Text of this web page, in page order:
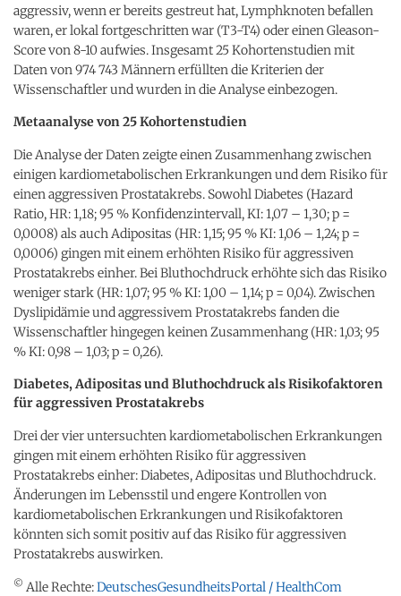
aggressiv, wenn er bereits gestreut hat, Lymphknoten befallen
waren, er lokal fortgeschritten war (T3-T4) oder einen Gleason-
Score von 8-10 aufwies. Insgesamt 25 Kohortenstudien mit
Daten von 974 743 Männern erfüllten die Kriterien der
Wissenschaftler und wurden in die Analyse einbezogen.
Metaanalyse von 25 Kohortenstudien
Die Analyse der Daten zeigte einen Zusammenhang zwischen
einigen kardiometabolischen Erkrankungen und dem Risiko für
einen aggressiven Prostatakrebs. Sowohl Diabetes (Hazard
Ratio, HR: 1,18; 95 % Konfidenzintervall, KI: 1,07 – 1,30; p =
0,0008) als auch Adipositas (HR: 1,15; 95 % KI: 1,06 – 1,24; p =
0,0006) gingen mit einem erhöhten Risiko für aggressiven
Prostatakrebs einher. Bei Bluthochdruck erhöhte sich das Risiko
weniger stark (HR: 1,07; 95 % KI: 1,00 – 1,14; p = 0,04). Zwischen
Dyslipidämie und aggressivem Prostatakrebs fanden die
Wissenschaftler hingegen keinen Zusammenhang (HR: 1,03; 95
% KI: 0,98 – 1,03; p = 0,26).
Diabetes, Adipositas und Bluthochdruck als Risikofaktoren
für aggressiven Prostatakrebs
Drei der vier untersuchten kardiometabolischen Erkrankungen
gingen mit einem erhöhten Risiko für aggressiven
Prostatakrebs einher: Diabetes, Adipositas und Bluthochdruck.
Änderungen im Lebensstil und engere Kontrollen von
kardiometabolischen Erkrankungen und Risikofaktoren
könnten sich somit positiv auf das Risiko für aggressiven
Prostatakrebs auswirken.
© Alle Rechte:DeutschesGesundheitsPortal / HealthCom